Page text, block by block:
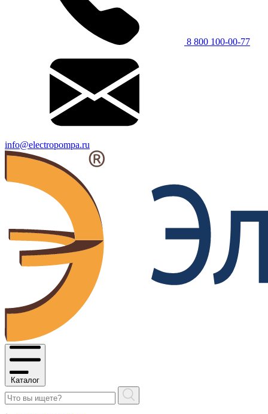
8 800 100-00-77
info@electropompa.ru
Каталог